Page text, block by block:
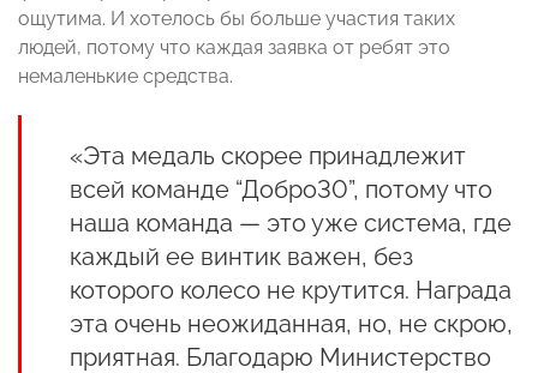
ощутима. И хотелось бы больше участия таких
людей, потому что каждая заявка от ребят это
немаленькие средства.
«Эта медаль скорее принадлежит
всей команде “Добро30”, потому что
наша команда — это уже система, где
каждый ее винтик важен, без
которого колесо не крутится. Награда
эта очень неожиданная, но, не скрою,
приятная. Благодарю Министерство